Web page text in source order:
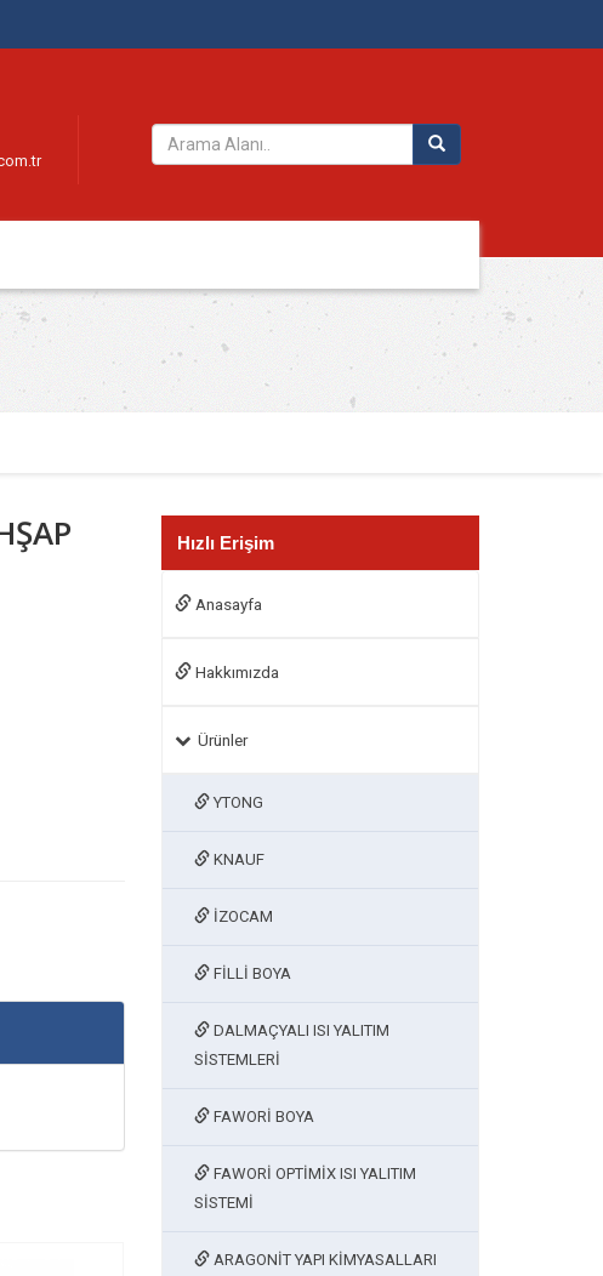
Hızlı Erişim
Anasayfa
Hakkımızda
Ürünler
YTONG
KNAUF
İZOCAM
FİLLİ BOYA
DALMAÇYALI ISI YALITIM
SİSTEMLERİ
FAWORİ BOYA
FAWORİ OPTİMİX ISI YALITIM
SİSTEMİ
ARAGONİT YAPI KİMYASALLARI